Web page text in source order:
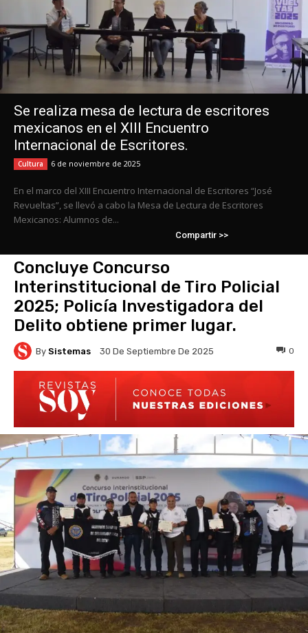
Se realiza mesa de lectura de escritores
mexicanos en el XIII Encuentro
Internacional de Escritores.
Cultura 6 de noviembre de 2025
En el marco del XIII Encuentro Internacional de Escritores “José
Revueltas”, se llevó a cabo la Mesa de Lectura de Escritores
Mexicanos: Alumnos de...
Compartir >>